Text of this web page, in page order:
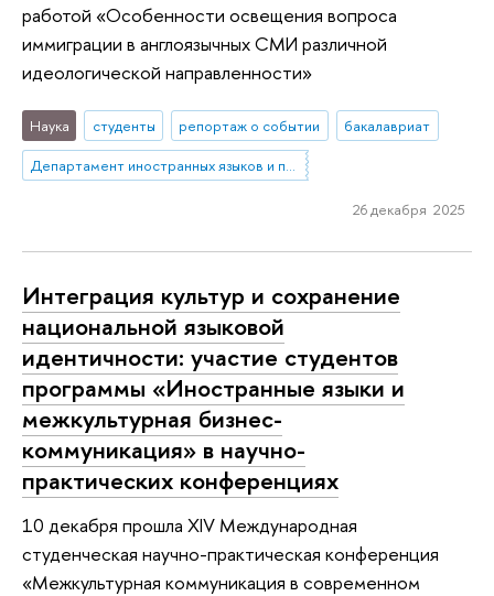
работой «Особенности освещения вопроса
иммиграции в англоязычных СМИ различной
идеологической направленности»
Наука студенты репортаж о событии
бакалавриат
Департамент иностранных языков и профессиональной коммуникации
26 декабря 2025
Интеграция культур и сохранение
национальной языковой
идентичности: участие студентов
программы «Иностранные языки и
межкультурная бизнес-
коммуникация» в научно-
практических конференциях
10 декабря прошла XIV Международная
студенческая научно-практическая конференция
«Межкультурная коммуникация в современном